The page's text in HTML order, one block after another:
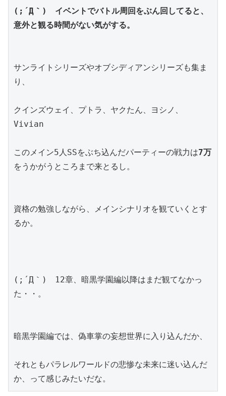
(;´Д｀)　イベントでバトル周回をぶん回してると、
意外と観る時間がない気がする。
サンライトシリーズやオブシディアンシリーズも集ま
り、
クインズウェイ、プトラ、ヤクたん、ヨシノ、
Vivian
このメイン5人SSをぶち込んだパーティーの戦力は7万
をうかがうところまで来とるし。
資格の勉強しながら、メインシナリオを観ていくとす
るか。
(;´Д｀)　12章、暗黒学園編以降はまだ観てなかっ
た・・。
暗黒学園編では、偽車掌の妄想世界に入り込んだか、
それともパラレルワールドの悲惨な未来に迷い込んだ
か、って感じみたいだな。